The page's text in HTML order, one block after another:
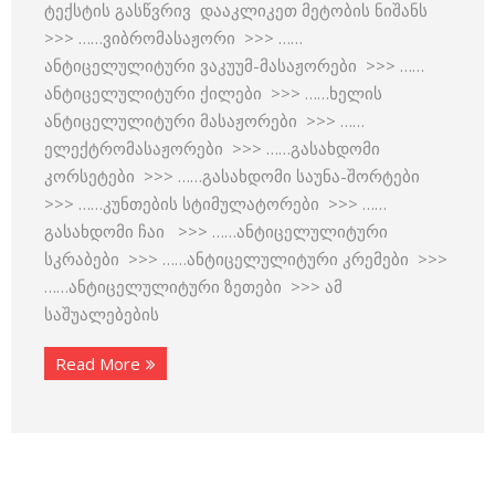
ტექსტის გასწვრივ დააკლიკეთ მეტობის ნიშანს
>>> ……ვიბრომასაჟორი >>> ……
ანტიცელულიტური ვაკუუმ-მასაჟორები >>> ……
ანტიცელულიტური ქილები >>> ……ხელის
ანტიცელულიტური მასაჟორები >>> ……
ელექტრომასაჟორები >>> ……გასახდომი
კორსეტები >>> ……გასახდომი საუნა-შორტები
>>> ……კუნთების სტიმულატორები >>> ……
გასახდომი ჩაი >>> ……ანტიცელულიტური
სკრაბები >>> ……ანტიცელულიტური კრემები >>>
……ანტიცელულიტური ზეთები >>> ამ
საშუალებების
Read More